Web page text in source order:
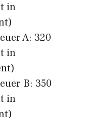
in
A: 320
in
B: 350
in